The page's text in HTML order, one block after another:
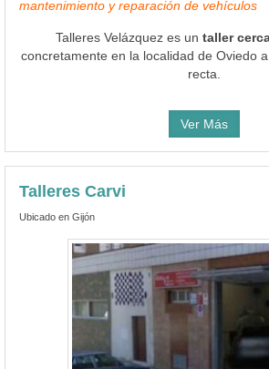
mantenimiento y reparación de vehículos
Talleres Velázquez es un taller
concretamente en la localidad de Oviedo
recta.
Ver Más
Talleres Carvi
Ubicado en Gijón